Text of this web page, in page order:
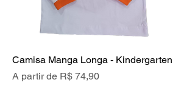
Camisa Manga Longa - Kindergarten
A partir de R$ 74,90
Preço promocional